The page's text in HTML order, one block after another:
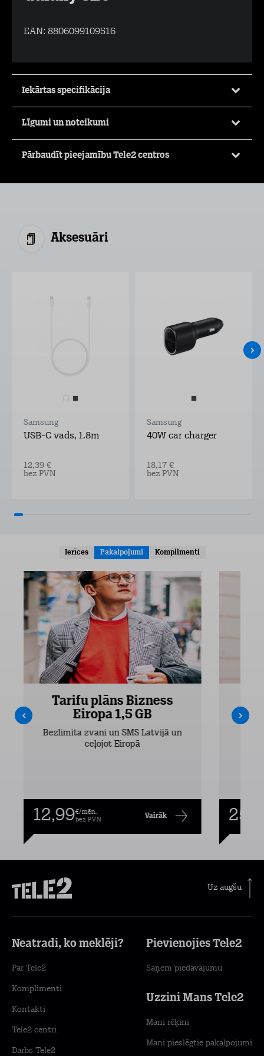
EAN: 8806099109516
Iekārtas specifikācija
Līgumi un noteikumi
Pārbaudīt pieejamību Tele2 centros
Aksesuāri
Samsung
USB-C vads, 1.8m
12,39 €
bez PVN
Samsung
40W car charger
18,17 €
bez PVN
Ierīces Pakalpojumi Komplimenti
Tarifu plāns Bizness
Eiropa 1,5 GB
Bezlimita zvani un SMS Latvijā un
ceļojot Eiropā
12,99€/mēn.
bez PVN
Vairāk
Uz augšu
Neatradi, ko meklēji?
Par Tele2
Komplimenti
Kontakti
Tele2 centri
Darbs Tele2
Pievienojies Tele2
Saņem piedāvājumu
Uzzini Mans Tele2
Mani rēķini
Mani pieslēgtie pakalpojumi